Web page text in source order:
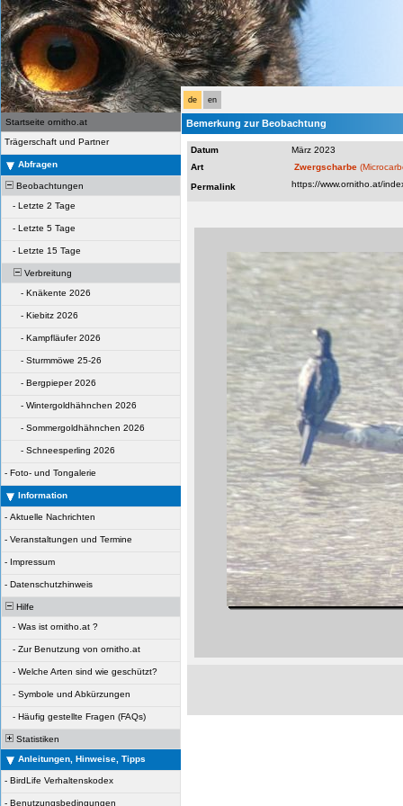
de en
Startseite ornitho.at
Trägerschaft und Partner
Abfragen
Beobachtungen
- Letzte 2 Tage
- Letzte 5 Tage
- Letzte 15 Tage
Verbreitung
- Knäkente 2026
- Kiebitz 2026
- Kampfläufer 2026
- Sturmmöwe 25-26
- Bergpieper 2026
- Wintergoldhähnchen 2026
- Sommergoldhähnchen 2026
- Schneesperling 2026
- Foto- und Tongalerie
Information
- Aktuelle Nachrichten
- Veranstaltungen und Termine
- Impressum
- Datenschutzhinweis
Hilfe
- Was ist ornitho.at ?
- Zur Benutzung von ornitho.at
- Welche Arten sind wie geschützt?
- Symbole und Abkürzungen
- Häufig gestellte Fragen (FAQs)
Statistiken
Anleitungen, Hinweise, Tipps
- BirdLife Verhaltenskodex
- Benutzungsbedingungen
Bemerkung zur Beobachtung
Datum
März 2023
Art
Zwergscharbe
Permalink